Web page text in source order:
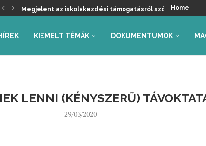
Megjelent az iskolakezdési támogatásról szóló Home
HÍREK KIEMELT TÉMÁK DOKUMENTUMOK
LENNI (KÉNYSZERŰ)
29/03/2020